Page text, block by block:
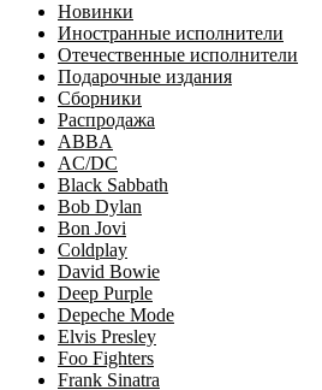
Новинки
Иностранные исполнители
Отечественные исполнители
Подарочные издания
Сборники
Распродажа
ABBA
AC/DC
Black Sabbath
Bob Dylan
Bon Jovi
Coldplay
David Bowie
Deep Purple
Depeche Mode
Elvis Presley
Foo Fighters
Frank Sinatra